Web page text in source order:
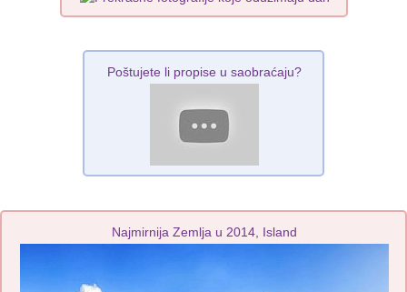
Poštujete li propise u saobraćaju?
Najmirnija Zemlja u 2014, Island